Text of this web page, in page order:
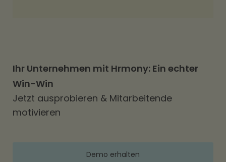
Ihr Unternehmen mit Hrmony: Ein echter
Win-Win
Jetzt ausprobieren & Mitarbeitende
motivieren
Demo erhalten